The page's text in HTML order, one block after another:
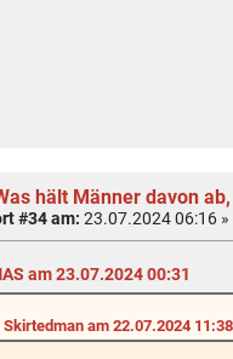
hält Männer davon
#34 am: 23.07.2024 06:16 »
am 23.07.2024 00:31
am 22.07.2024 11:38